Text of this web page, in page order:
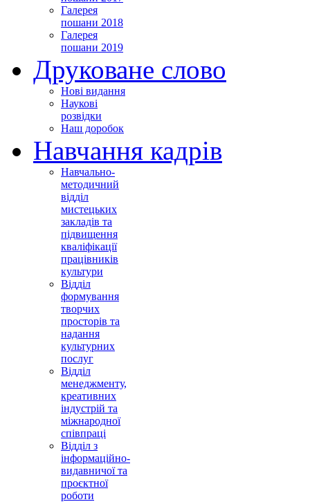
Галерея
пошани 2018
Галерея
пошани 2019
Друковане слово
Нові видання
Наукові
розвідки
Наш доробок
Навчання кадрів
Навчально-
методичний
відділ
мистецьких
закладів та
підвищення
кваліфікації
працівників
культури
Відділ
формування
творчих
просторів та
надання
культурних
послуг
Відділ
менеджменту,
креативних
індустрій та
міжнародної
співпраці
Відділ з
інформаційно-
видавничої та
проєктної
роботи